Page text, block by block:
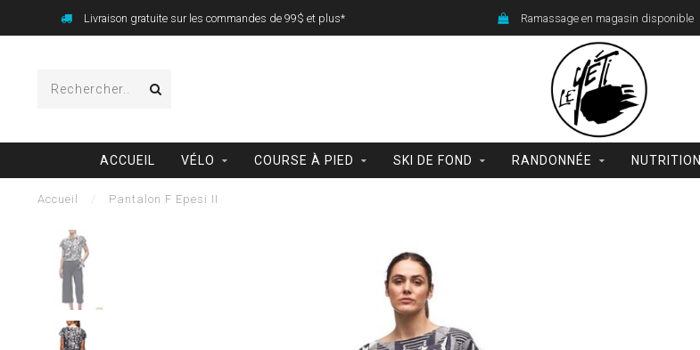
Livraison gratuite sur les commandes de 99$ et plus* Ramassage en magasin disponible
ACCUEIL VÉLO COURSE À PIED SKI DE FOND RANDONNÉE NUTRITION
Accueil Pantalon F Epesi II